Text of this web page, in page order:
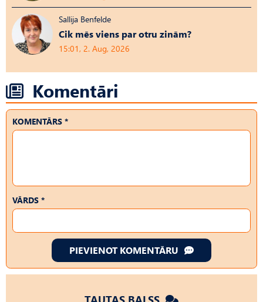
Sallija Benfelde
Cik mēs viens par otru zinām?
15:01, 2. Aug, 2026
Komentāri
KOMENTĀRS *
VĀRDS *
PIEVIENOT KOMENTĀRU